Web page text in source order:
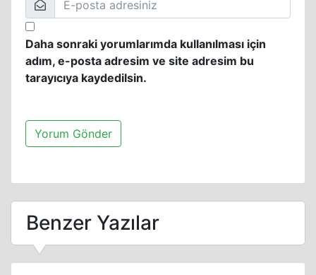
Daha sonraki yorumlarımda kullanılması için
adım, e-posta adresim ve site adresim bu
tarayıcıya kaydedilsin.
Benzer Yazılar